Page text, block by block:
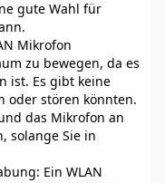
gute Wahl für
Mikrofon
zu bewegen, da es
ist. Es gibt keine
oder stören könnten.
das Mikrofon an
solange Sie in
Ein WLAN